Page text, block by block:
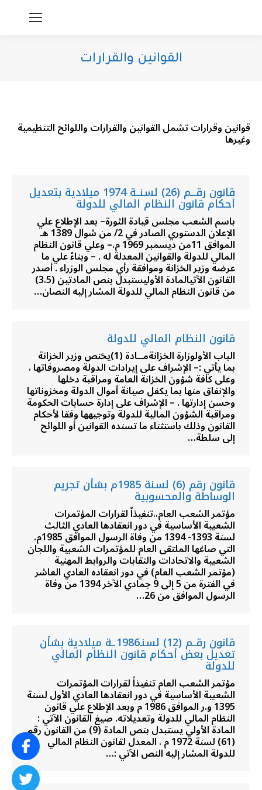
القوانين والقرارات
قوانين وقرارات تشمل القوانين والقرارات واللوائح التنظيمية
وغيرها
قانون رقـــم (26) لسنــة 1974 ميلادية بتعديل
أحكام قانون النظام المالي للدولة
باسم الشعب مجلس قيادة الثورة– بعد الإطلاع علي
الإعلان الدستوري الصادر في 2/ من شوال 1389 هـ
الموافق 11من ديسمبر 1969 م.– وعلي قانون النظام
المالي للدولة والقوانين المعدلة له . – وبناءً علي ما
عرضه وزير الخزانة وموافقة رأي مجلس الوزراء . أصدر
القانون الآتيالمادة الأوليستبدل بنص المادتين (3،5)
من قانون النظام المالي للدولة المشار إليه النصان…
قانون النظام المالي للدولة
الباب الأولوزارة الخزانةمــادة (1)يختص وزير الخزانة
بما يأتي :– الإشراف على إيرادات الدولة ومصروفاتها ،
وعلى كافة شؤون الخزانة العامة ومراقبة دخلها
والإنفاق منها بما يكفل صيانة أموال الدولة ومخزوناتها
وحسن إدارتها . – الإشراف على إدارة حسابات الحكومة
ومراقبة الشؤون المالية للدولة وتوجيهها وفقا لأحكام
القانون وذلك باستثناء ما تسنده القوانين أو اللوائح
إلى سلطة…
قانون رقم (6) لسنة 1985م بشأن تجريم
الوساطة والمحسوبية
مؤتمر الشعب العام،،تنفيذاً لقرارات المؤتمرات
الشعبية الأساسية في دور انعقادها العادي الثالث
لسنة 1393- 1394 من وفاة الرسول الموافق 1985م.
التي صاغها الملتقى العام للمؤتمرات الشعبية واللجان
الشعبية والاتحادات والنقابات والروابط المهنية
(مؤتمر الشعب العام) في دور انعقاده العادي العاشر
في الفترة من 5 إلى 9 جمادي الآخر 1394 من وفاة
الرسول الموافق من 26…
قانون رقــم (12) لسنـ1986ـة ميلادية بشأن
تعديل بعض أحكام قانون النظام المالي
للدولة
مؤتمر الشعب العام تنفيذاً لقرارات المؤتمرات
الشعبية الأساسية في دور انعقادها العادي الأول لسنة
1395 و.ر الموافق 1986 م وبعد الإطلاع علي قانون
النظام المالي للدولة وتعديلاته. صيغ القانون الآتي :
المادة الأولي يستبدل بنص المادة (9) من القانون رقم
(61) لسنة 1972 م ، المعدل لقانون النظام المالي
للدولة المشار إليه النص الآتي :…